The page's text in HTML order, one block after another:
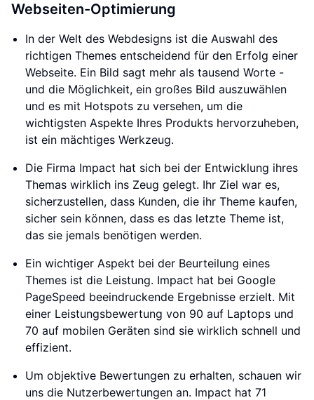
Webseiten-Optimierung
In der Welt des Webdesigns ist die Auswahl des
richtigen Themes entscheidend für den Erfolg einer
Webseite. Ein Bild sagt mehr als tausend Worte -
und die Möglichkeit, ein großes Bild auszuwählen
und es mit Hotspots zu versehen, um die
wichtigsten Aspekte Ihres Produkts hervorzuheben,
ist ein mächtiges Werkzeug.
Die Firma Impact hat sich bei der Entwicklung ihres
Themas wirklich ins Zeug gelegt. Ihr Ziel war es,
sicherzustellen, dass Kunden, die ihr Theme kaufen,
sicher sein können, dass es das letzte Theme ist,
das sie jemals benötigen werden.
Ein wichtiger Aspekt bei der Beurteilung eines
Themes ist die Leistung. Impact hat bei Google
PageSpeed beeindruckende Ergebnisse erzielt. Mit
einer Leistungsbewertung von 90 auf Laptops und
70 auf mobilen Geräten sind sie wirklich schnell und
effizient.
Um objektive Bewertungen zu erhalten, schauen wir
uns die Nutzerbewertungen an. Impact hat 71